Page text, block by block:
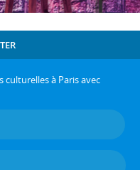
culturelles à Paris avec